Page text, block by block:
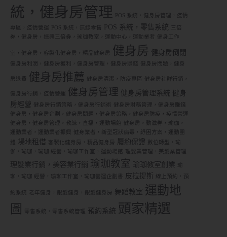
統，健身房管理
POS 系統，健身房管理，疫情
專區，疫情營運 POS 系統，無線零售 POS 系統，零售系統
三倍
券，健身房，振興三倍券，瑜珈教室，運動中心，運動業者
健身工作
室，健身房，客製化健身房，精品健身房 健身房 健身房倒閉
健身房利潤，健身房獲利，健身房管理，健身房賺錢 健身房問題，健身
房退費 健身房推薦 健身房清潔，防疫專區 健身房社群行銷，
健身房行銷，疫情營運 健身房管理 健身房管理系統 健身
房經營
健身房行銷策略，健身房行銷術
健身房財務管理，健身房賺錢
健身房，健身房企劃，健身房問題，健身房策略，健身房防疫，疫情營運
健身房，健身房管理，教練，直播，運動場館
健身房，動滋券，瑜珈，
運動業者，運動業者振興
健身業者，新型冠狀病毒，紓困方案，運動團
場地租借 客製化健身房，精品健身房 履約保證
數位轉型，瑜
伽，瑜珈，瑜珈 經營，瑜珈工作室，運動場館
理髮業管理，美髮業管理
理髮業行銷，美容業行銷 瑜珈教室 瑜珈教室創業
珈，瑜珈 經營，瑜珈工作室，瑜珈營運企劃書
皮拉提斯 線上預約，預
約系統 老年健身，銀髮健身，銀髮健身房 舞蹈教室 運動地
圖
零售系統，零售系統管理 預約系統 頭家精選